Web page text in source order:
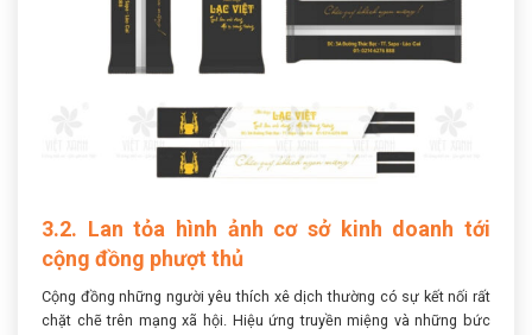
3.2. Lan tỏa hình ảnh cơ sở kinh doanh tới
cộng đồng phượt thủ
Cộng đồng những người yêu thích xê dịch thường có sự kết nối rất
chặt chẽ trên mạng xã hội. Hiệu ứng truyền miệng và những bức